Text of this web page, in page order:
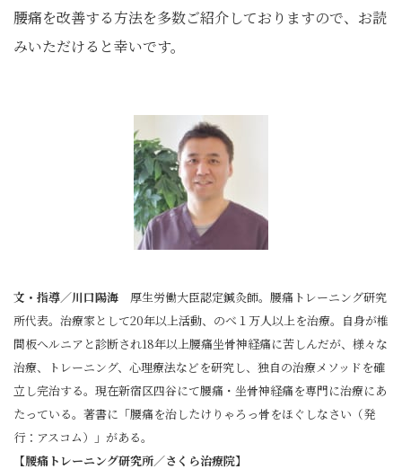
腰痛を改善する方法を多数ご紹介しておりますので、お読
みいただけると幸いです。
文・指導／川口陽海 厚生労働大臣認定鍼灸師。腰痛トレーニング研究
所代表。治療家として20年以上活動、のべ１万人以上を治療。自身が椎
間板へルニアと診断され18年以上腰痛坐骨神経痛に苦しんだが、様々な
治療、トレーニング、心理療法などを研究し、独自の治療メソッドを確
立し完治する。現在新宿区四谷にて腰痛・坐骨神経痛を専門に治療にあ
たっている。著書に「腰痛を治したけりゃろっ骨をほぐしなさい（発
行：アスコム）」がある。
【腰痛トレーニング研究所／さくら治療院】